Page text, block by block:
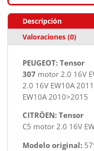
Descripción
Valoraciones (0)
PEUGEOT: Tensor
307 motor 2.0 16V
2.0 16V EW10A
EW10A 2010>2015
CITRÖEN: Tensor
C5 motor 2.0 16V
Modelo original: